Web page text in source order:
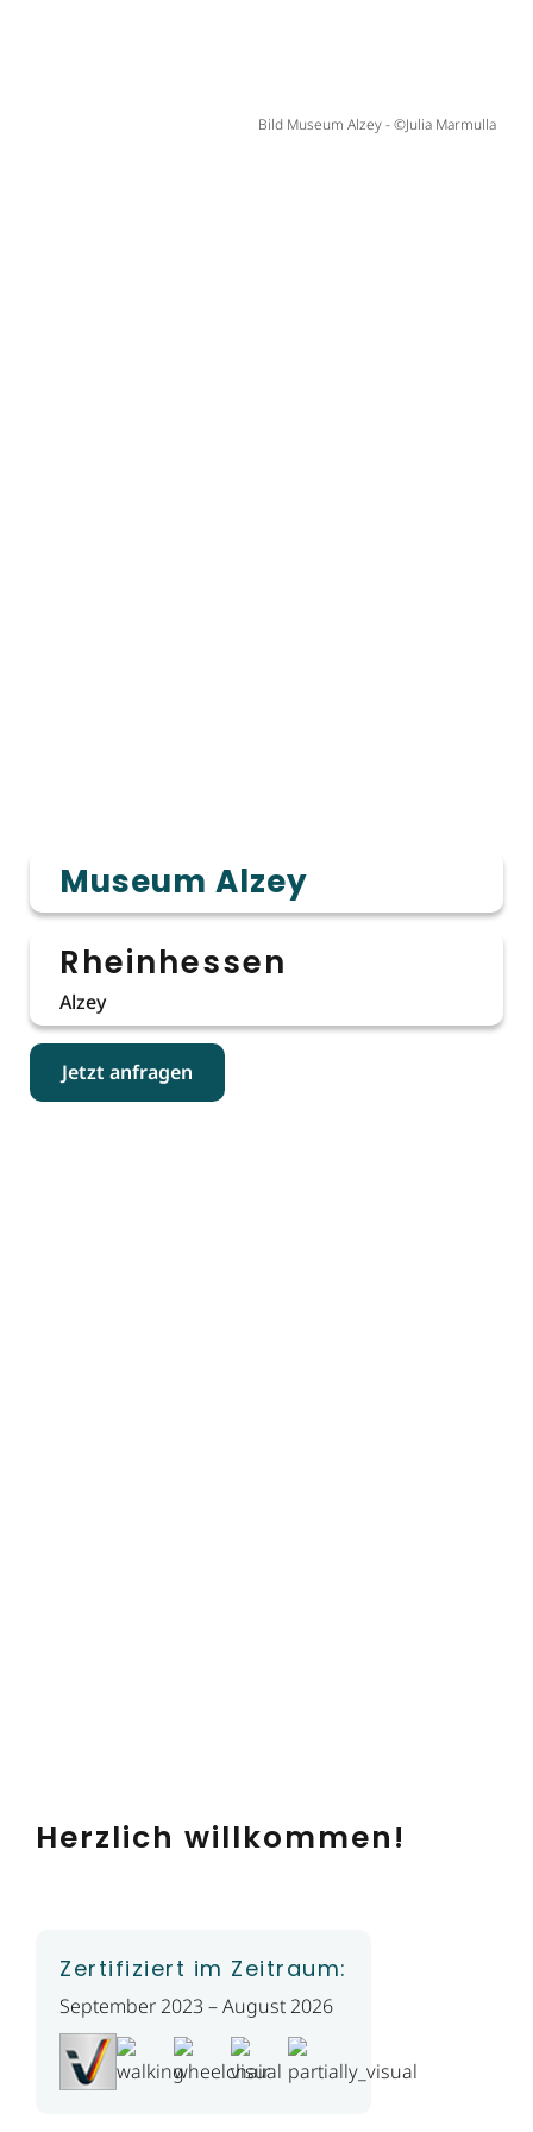
Museum Alzey
Rheinhessen
Alzey
Jetzt anfragen
Bild Museum Alzey - ©Julia Marmulla
Herzlich willkommen!
Zertifiziert im Zeitraum:
September 2023 – August 2026